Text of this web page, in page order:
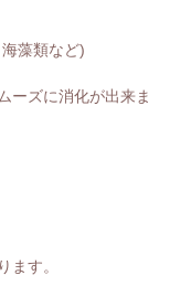
藻類など)
ーズに消化が出来ま
ます。